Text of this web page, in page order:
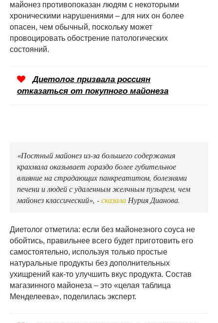
майонез противопоказан людям с некоторыми
хроническими нарушениями – для них он более
опасен, чем обычный, поскольку может
провоцировать обострение патологических
состояний.
Диетолог призвала россиян
отказаться от покупного майонеза
«Постный майонез из-за большего содержания
крахмала оказывает гораздо более губительное
влияние на страдающих панкреатитом, болезнями
печени и людей с удаленным желчным пузырем, чем
майонез классический», -сказала Нурия Дианова.
Диетолог отметила: если без майонезного соуса не
обойтись, правильнее всего будет приготовить его
самостоятельно, используя только простые
натуральные продукты без дополнительных
ухищрений как-то улучшить вкус продукта. Состав
магазинного майонеза – это «целая таблица
Менделеева», поделилась эксперт.